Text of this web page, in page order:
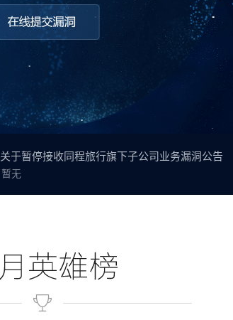
关于暂停接收同程旅行旗下子公司业务漏洞公告
暂无